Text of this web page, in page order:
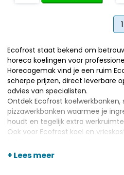
1
Ecofrost staat bekend om
horeca koelingen voor
Horecagemak vind je een ruim
scherpe prijzen, direct leverbare
advies van specialisten.
Ontdek Ecofrost koelwerkbanken,
pizzawerkbanken waarmee je
houdt en tegelijk extra
Ook voor Ecofrost koel en
onderneming altijd klaar is voor
+ Lees meer